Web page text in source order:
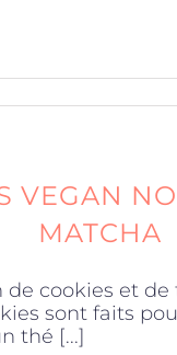
VEGAN
MATCHA
de cookies et
sont faits
thé [...]